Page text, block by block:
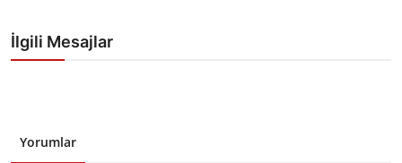
İlgili Mesajlar
Yorumlar